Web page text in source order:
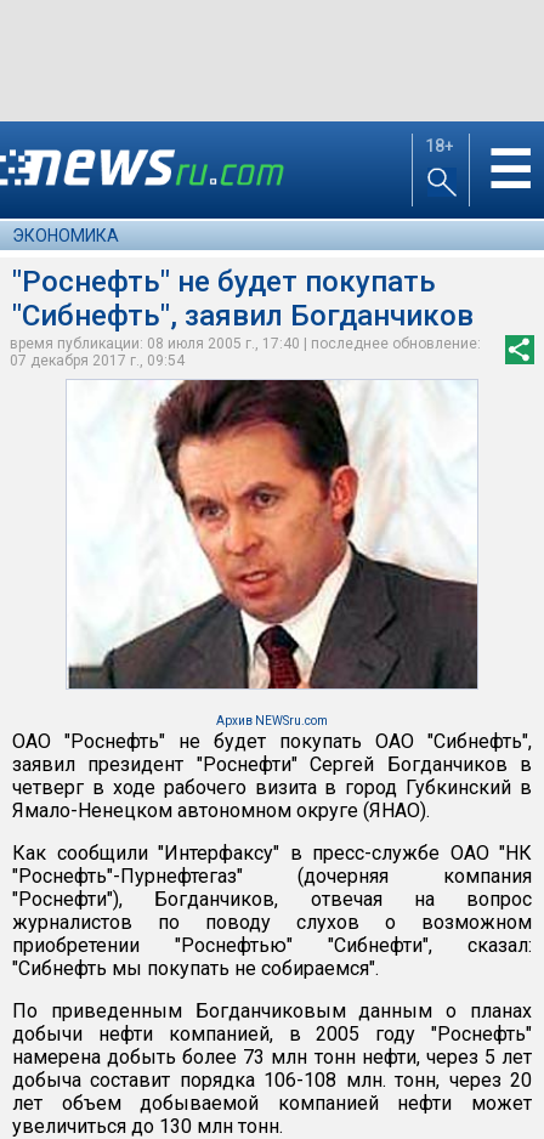
18+ ☰
ЭКОНОМИКА
"Роснефть" не будет покупать
"Сибнефть", заявил Богданчиков
время публикации: 08 июля 2005 г., 17:40 | последнее обновление:
07 декабря 2017 г., 09:54
Архив NEWSru.com
ОАО "Роснефть" не будет покупать ОАО "Сибнефть",
заявил президент "Роснефти" Сергей Богданчиков в
четверг в ходе рабочего визита в город Губкинский в
Ямало-Ненецком автономном округе (ЯНАО).
Как сообщили "Интерфаксу" в пресс-службе ОАО "НК
"Роснефть"-Пурнефтегаз" (дочерняя компания
"Роснефти"), Богданчиков, отвечая на вопрос
журналистов по поводу слухов о возможном
приобретении "Роснефтью" "Сибнефти", сказал:
"Сибнефть мы покупать не собираемся".
По приведенным Богданчиковым данным о планах
добычи нефти компанией, в 2005 году "Роснефть"
намерена добыть более 73 млн тонн нефти, через 5 лет
добыча составит порядка 106-108 млн. тонн, через 20
лет объем добываемой компанией нефти может
увеличиться до 130 млн тонн.